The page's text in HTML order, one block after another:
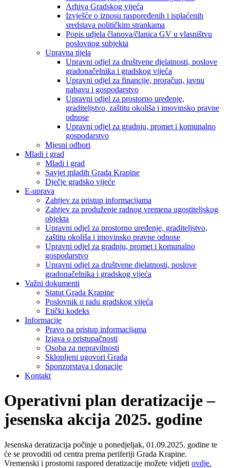
Arhiva Gradskog vijeća
Izvješće o iznosu raspoređenih i isplaćenih
sredstava političkim strankama
Popis udjela članova/članica GV u vlasništvu
poslovnog subjekta
Upravna tijela
Upravni odjel za društvene djelatnosti, poslove
gradonačelnika i gradskog vijeća
Upravni odjel za financije, proračun, javnu
nabavu i gospodarstvo
Upravni odjel za prostorno uređenje,
graditeljstvo, zaštitu okoliša i imovinsko pravne
odnose
Upravni odjel za gradnju, promet i komunalno
gospodarstvo
Mjesni odbori
Mladi i grad
Mladi i grad
Savjet mladih Grada Krapine
Dječje gradsko vijeće
E-uprava
Zahtjev za pristup informacijama
Zahtjev za produženje radnog vremena ugostiteljskog
objekta
Upravni odjel za prostorno uređenje, graditeljstvo,
zaštitu okoliša i imovinsko pravne odnose
Upravni odjel za gradnju, promet i komunalno
gospodarstvo
Upravni odjel za društvene djelatnosti, poslove
gradonačelnika i gradskog vijeća
Važni dokumenti
Statut Grada Krapine
Poslovnik o radu gradskog vijeća
Etički kodeks
Informacije
Pravo na pristup informacijama
Izjava o pristupačnosti
Osoba za nepravilnosti
Sklopljeni ugovori Grada
Sponzorstava i donacije
Kontakt
Operativni plan deratizacije –
jesenska akcija 2025. godine
Jesenska deratizacija počinje u ponedjeljak, 01.09.2025. godine te
će se provoditi od centra prema periferiji Grada Krapine.
Vremenski i prostorni raspored deratizacije možete vidjeti ovdje.